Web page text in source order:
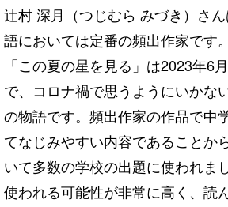
辻村 深月（つじむら みづき）さ
語においては定番の頻出作家です。
「この夏の星を見る」は2023年6
で、コロナ禍で思うようにいかな
の物語です。頻出作家の作品で中
てなじみやすい内容であることか
いて多数の学校の出題に使われま
使われる可能性が非常に高く、読